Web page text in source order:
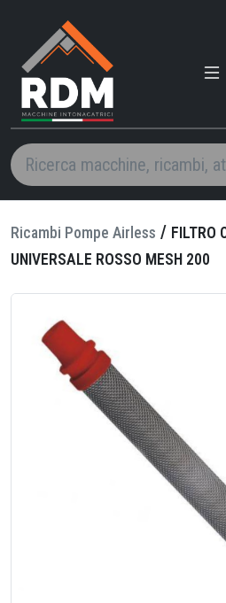
FILTRO
CALCIO
PISTOLA
UNIVERSALE
Ricambi Pompe Airless / FILTRO
UNIVERSALE ROSSO MESH 200